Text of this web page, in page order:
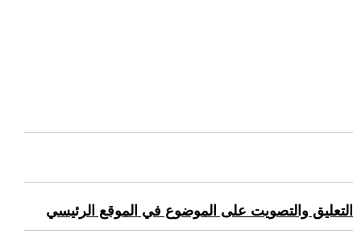
التعليق والتصويت على الموضوع في الموقع الرئيسي